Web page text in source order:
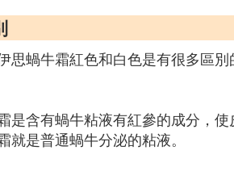
蝸牛霜紅色和白色是有很多區
含有蝸牛粘液有紅參的成分，
是普通蝸牛分泌的粘液。